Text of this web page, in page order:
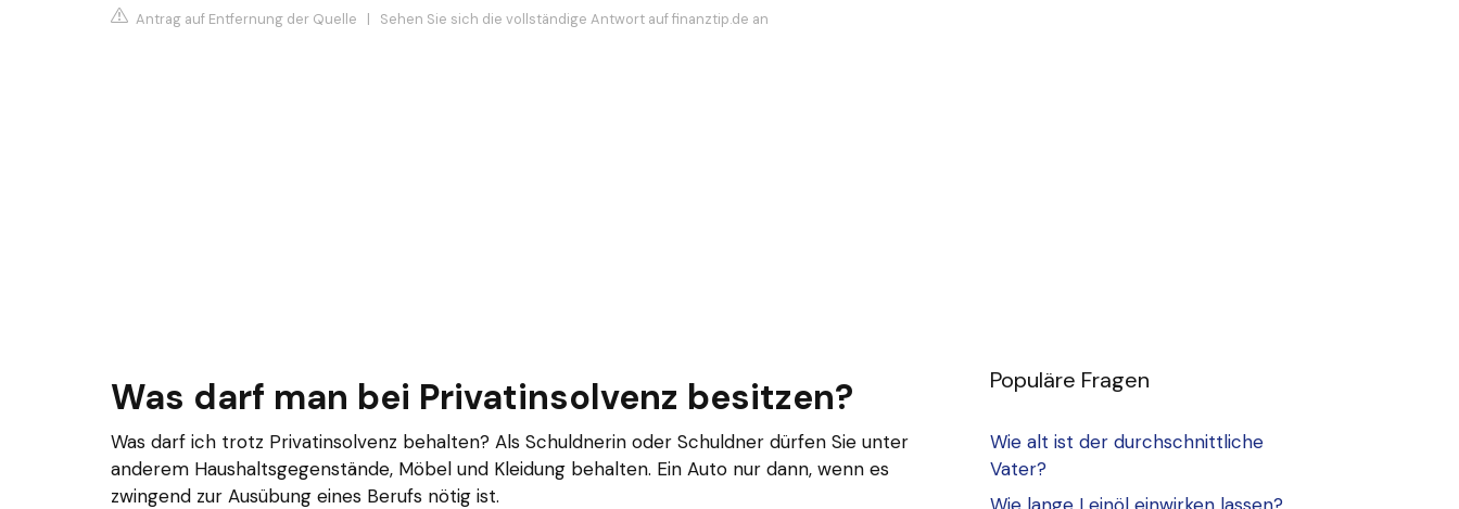
Antrag auf Entfernung der Quelle | Sehen Sie sich die vollständige Antwort auf finanztip.de an
Was darf man bei Privatinsolvenz besitzen?
Was darf ich trotz Privatinsolvenz behalten? Als Schuldnerin oder Schuldner dürfen Sie unter
anderem Haushaltsgegenstände, Möbel und Kleidung behalten. Ein Auto nur dann, wenn es
zwingend zur Ausübung eines Berufs nötig ist.
Populäre Fragen
Wie alt ist der durchschnittliche
Vater?